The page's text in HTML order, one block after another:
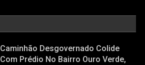
Caminhão Desgovernado Colide
Com Prédio No Bairro Ouro Verde,